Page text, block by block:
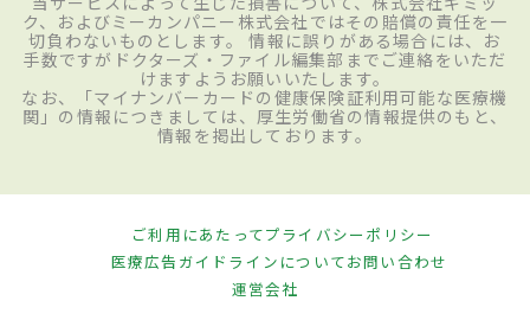
ク、およびミーカンパニー株式会社ではその賠償の責任を一
切負わないものとします。 情報に誤りがある場合には、お
手数ですがドクターズ・ファイル編集部までご連絡をいただ
けますようお願いいたします。
なお、「マイナンバーカードの健康保険証利用可能な医療機
関」の情報につきましては、厚生労働省の情報提供のもと、
情報を掲出しております。
ご利用にあたってプライバシーポリシー
医療広告ガイドラインについてお問い合わせ
運営会社